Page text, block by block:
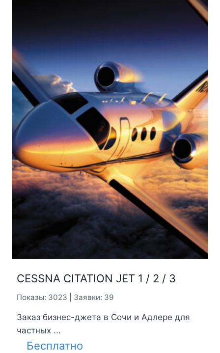
CESSNA CITATION JET 1 / 2 / 3
Показы: 3023 | Заявки: 39
Заказ бизнес-джета в Сочи и Адлере для
частных ...
Бесплатно